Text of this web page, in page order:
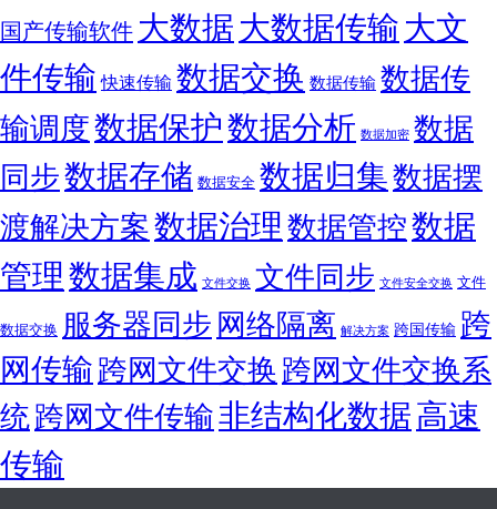
国产传输软件 大数据大数据传输大文
件传输 快速传输 数据交换 数据传输数据传
输调度数据保护数据分析 数据加密 数据
同步数据存储 数据安全 数据归集数据摆
渡解决方案数据治理数据管控数据
管理数据集成 文件交换 文件同步 文件安全交换 文件
数据交换 服务器同步网络隔离 解决方案 跨国传输 跨
网传输跨网文件交换跨网文件交换系
统跨网文件传输非结构化数据高速
传输